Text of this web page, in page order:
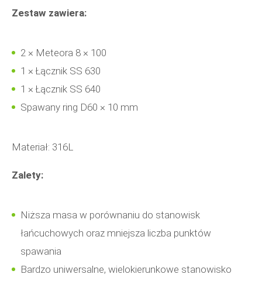
Zestaw zawiera:
2 × Meteora 8 × 100
1 × Łącznik SS 630
1 × Łącznik SS 640
Spawany ring D60 × 10 mm
Materiał: 316L
Zalety:
Niższa masa w porównaniu do stanowisk
łańcuchowych oraz mniejsza liczba punktów
spawania
Bardzo uniwersalne, wielokierunkowe stanowisko